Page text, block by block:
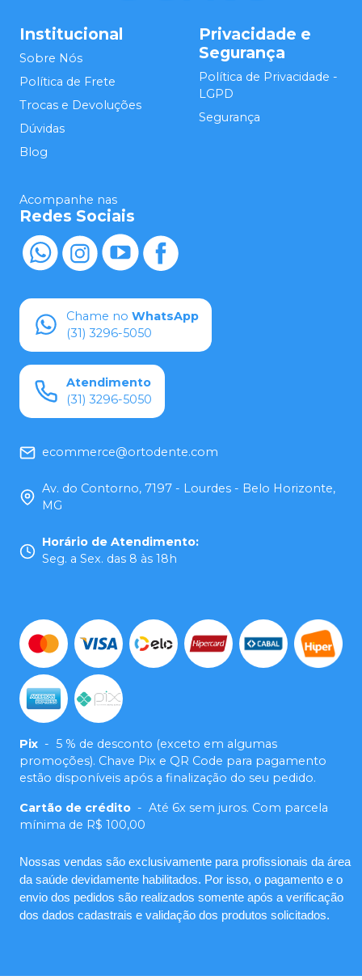
Institucional
Sobre Nós
Política de Frete
Trocas e Devoluções
Dúvidas
Blog
Privacidade e
Segurança
Política de Privacidade -
LGPD
Segurança
Acompanhe nas
Redes Sociais
Chame no WhatsApp
(31) 3296-5050
Atendimento
(31) 3296-5050
ecommerce@ortodente.com
Av. do Contorno, 7197 - Lourdes - Belo Horizonte,
MG
Horário de Atendimento:
Seg. a Sex. das 8 às 18h
Pix - 5 % de desconto (exceto em algumas
promoções). Chave Pix e QR Code para pagamento
estão disponíveis após a finalização do seu pedido.
Cartão de crédito - Até 6x sem juros. Com parcela
mínima de R$ 100,00
Nossas vendas são exclusivamente para profissionais da área
da saúde devidamente habilitados. Por isso, o pagamento e o
envio dos pedidos são realizados somente após a verificação
dos dados cadastrais e validação dos produtos solicitados.